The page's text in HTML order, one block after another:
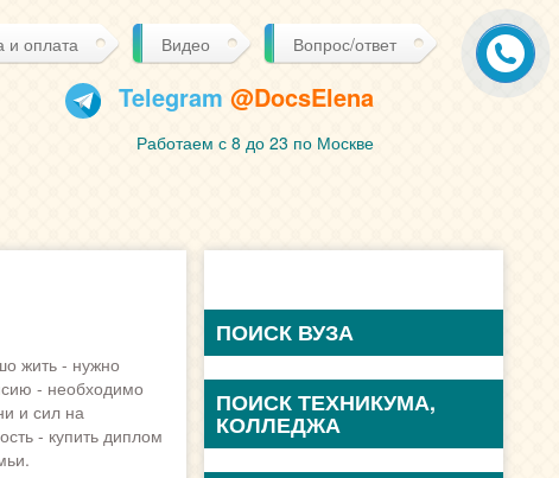
и оплата Видео Вопрос/ответ
Telegram @DocsElena
Работаем с 8 до 23 по Москве
жить - нужно
- необходимо
и сил на
- купить диплом
ПОИСК ВУЗА